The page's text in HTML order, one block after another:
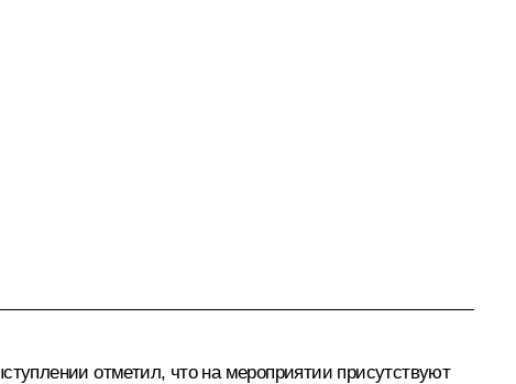
отметил, что на мероприятии присутствуют